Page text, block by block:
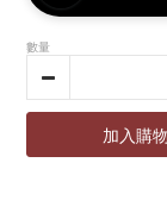
數量
加入購